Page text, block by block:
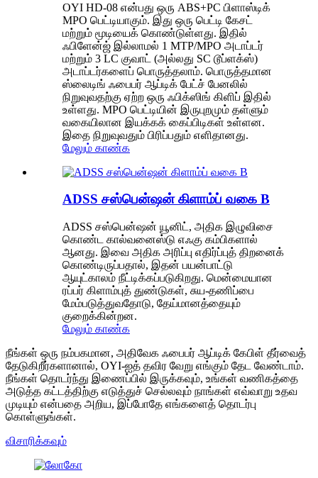
OYI HD-08 என்பது ஒரு ABS+PC பிளாஸ்டிக்
MPO பெட்டியாகும். இது ஒரு பெட்டி கேசட்
மற்றும் மூடியைக் கொண்டுள்ளது. இதில்
ஃபிளேன்ஜ் இல்லாமல் 1 MTP/MPO அடாப்டர்
மற்றும் 3 LC குவாட் (அல்லது SC டூப்ளக்ஸ்)
அடாப்டர்களைப் பொருத்தலாம். பொருத்தமான
ஸ்லைடிங் ஃபைபர் ஆப்டிக் பேட்ச் பேனலில்
நிறுவுவதற்கு ஏற்ற ஒரு ஃபிக்ஸிங் கிளிப் இதில்
உள்ளது. MPO பெட்டியின் இருபுறமும் தள்ளும்
வகையிலான இயக்கக் கைப்பிடிகள் உள்ளன.
இதை நிறுவுவதும் பிரிப்பதும் எளிதானது.
மேலும் காண்க
ADSS சஸ்பென்ஷன் கிளாம்ப் வகை B
ADSS சஸ்பென்ஷன் யூனிட், அதிக இழுவிசை
கொண்ட கால்வனைஸ்டு எஃகு கம்பிகளால்
ஆனது. இவை அதிக அரிப்பு எதிர்ப்புத் திறனைக்
கொண்டிருப்பதால், இதன் பயன்பாட்டு
ஆயுட்காலம் நீட்டிக்கப்படுகிறது. மென்மையான
ரப்பர் கிளாம்புத் துண்டுகள், சுய-தணிப்பை
மேம்படுத்துவதோடு, தேய்மானத்தையும்
குறைக்கின்றன.
மேலும் காண்க
நீங்கள் ஒரு நம்பகமான, அதிவேக ஃபைபர் ஆப்டிக் கேபிள் தீர்வைத்
தேடுகிறீர்களானால், OYI-ஐத் தவிர வேறு எங்கும் தேட வேண்டாம்.
நீங்கள் தொடர்ந்து இணைப்பில் இருக்கவும், உங்கள் வணிகத்தை
அடுத்த கட்டத்திற்கு எடுத்துச் செல்லவும் நாங்கள் எவ்வாறு உதவ
முடியும் என்பதை அறிய, இப்போதே எங்களைத் தொடர்பு
கொள்ளுங்கள்.
விசாரிக்கவும்